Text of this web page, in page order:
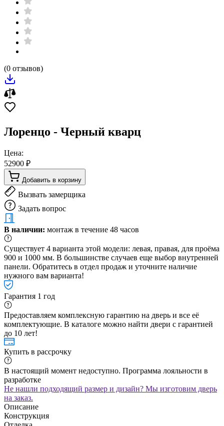
(0 отзывов)
Лоренцо - Черный кварц
Цена:
52900 ₽
Добавить в корзину
Вызвать замерщика
Задать вопрос
В наличии: монтаж в течение 48 часов
Существует 4 варианта этой модели: левая, правая, для проёма
900 и 1000 мм. В большинстве случаев еще выбор внутренней
панели. Обратитесь в отдел продаж и уточните наличие
нужного вам варианта!
Гарантия 1 год
Предоставляем комплексную гарантию на дверь и все её
комплектующие. В каталоге можно найти двери с гарантией
до 10 лет!
Купить в рассрочку
В настоящий момент недоступно. Программа лояльности в
разработке
Не нашли подходящий размер и дизайн? Мы изготовим дверь
на заказ.
Описание
Конструкция